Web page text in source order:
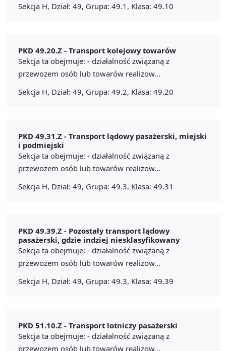
Sekcja H, Dział: 49, Grupa: 49.1, Klasa: 49.10
PKD 49.20.Z - Transport kolejowy towarów
Sekcja ta obejmuje: - działalność związaną z
przewozem osób lub towarów realizow...
Sekcja H, Dział: 49, Grupa: 49.2, Klasa: 49.20
PKD 49.31.Z - Transport lądowy pasażerski, miejski
i podmiejski
Sekcja ta obejmuje: - działalność związaną z
przewozem osób lub towarów realizow...
Sekcja H, Dział: 49, Grupa: 49.3, Klasa: 49.31
PKD 49.39.Z - Pozostały transport lądowy
pasażerski, gdzie indziej niesklasyfikowany
Sekcja ta obejmuje: - działalność związaną z
przewozem osób lub towarów realizow...
Sekcja H, Dział: 49, Grupa: 49.3, Klasa: 49.39
PKD 51.10.Z - Transport lotniczy pasażerski
Sekcja ta obejmuje: - działalność związaną z
przewozem osób lub towarów realizow...